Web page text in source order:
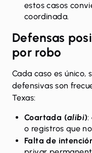
estos casos
coordinada.
Defensas
por robo
Cada caso es único,
defensivas son
Texas:
Coartada (alibi):
o registros que
Falta de